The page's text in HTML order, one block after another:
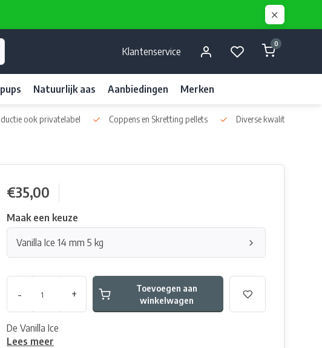
Klantenservice
0
Natuurlijk aas Aanbiedingen Merken
ook privatelabel Coppens en Skretting pellets Diverse kwaliteits liquids
€35,00
Maak een keuze
Vanilla Ice 14 mm 5 kg
- +
Toevoegen aan
winkelwagen
De Vanilla Ice
Lees meer